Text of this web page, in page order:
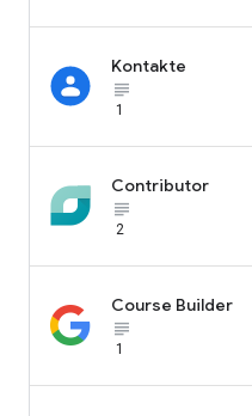
Kontakte
subject_black
1
Contributor
subject_black
2
Course Builder
subject_black
1